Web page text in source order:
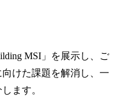
MSI」を展示し、ご
けた課題を解消し、一
ます。